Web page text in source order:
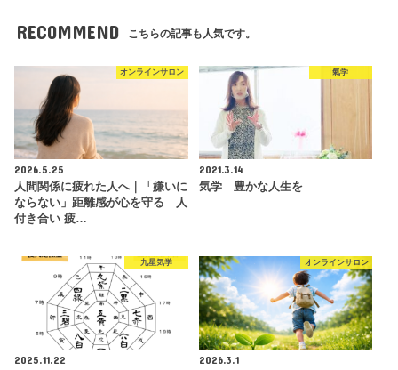
RECOMMEND こちらの記事も人気です。
オンラインサロン
2026.5.25
人間関係に疲れた人へ｜「嫌いに
ならない」距離感が心を守る 人
付き合い 疲…
氣学
2021.3.14
気学 豊かな人生を
九星気学
2025.11.22
オンラインサロン
2026.3.1